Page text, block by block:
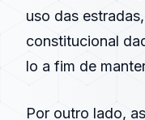
uso das
constitucional
lo a fim de
Por outro lado,